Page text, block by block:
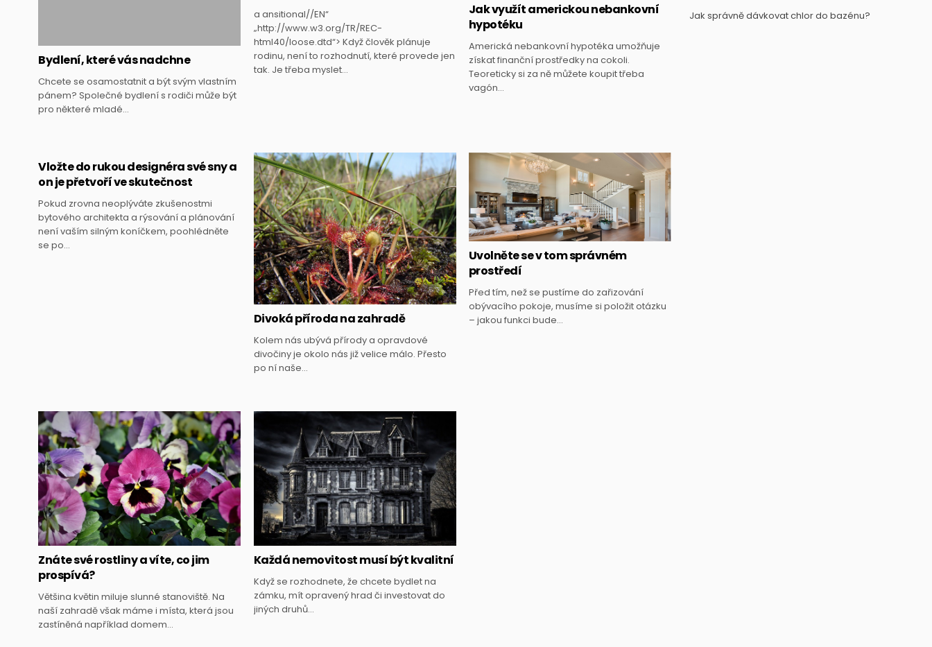
Bydlení, které vás nadchne
Chcete se osamostatnit a být svým vlastním
pánem? Společné bydlení s rodiči může být
pro některé mladé…
a ansitional//EN“
„http://www.w3.org/TR/REC-
html40/loose.dtd“> Když člověk plánuje
rodinu, není to rozhodnutí, které provede jen
tak. Je třeba myslet…
Jak využít americkou nebankovní
hypotéku
Americká nebankovní hypotéka umožňuje
získat finanční prostředky na cokoli.
Teoreticky si za ně můžete koupit třeba
vagón…
Posted
in
Vložte do rukou designéra své sny a
on je přetvoří ve skutečnost
Pokud zrovna neoplýváte zkušenostmi
bytového architekta a rýsování a plánování
není vaším silným koníčkem, poohlédněte
se po…
Posted
in
Divoká příroda na zahradě
Kolem nás ubývá přírody a opravdové
divočiny je okolo nás již velice málo. Přesto
po ní naše…
Posted
in
Uvolněte se v tom správném
prostředí
Před tím, než se pustíme do zařizování
obývacího pokoje, musíme si položit otázku
– jakou funkci bude…
Posted
in
Znáte své rostliny a víte, co jim
prospívá?
Většina květin miluje slunné stanoviště. Na
naší zahradě však máme i místa, která jsou
zastíněná například domem…
Posted
in
Každá nemovitost musí být kvalitní
Když se rozhodnete, že chcete bydlet na
zámku, mít opravený hrad či investovat do
jiných druhů…
Jak správně dávkovat chlor do bazénu?